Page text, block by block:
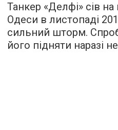
Танкер «Делфі» сів
Одеси в листопаді
сильний шторм.
його підняти наразі